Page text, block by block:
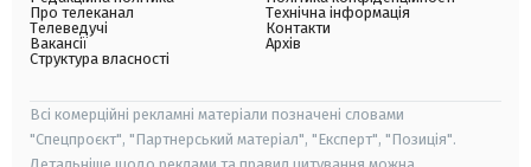
Про телеканал
Телеведучі
Вакансії
Структура власності
Технічна інформація
Контакти
Архів
Всі комерційні рекламні матеріали позначені словами
"Спецпроєкт", "Партнерський матеріал", "Експерт", "Позиція".